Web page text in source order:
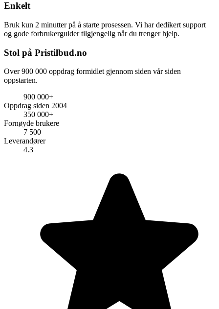
Enkelt
Bruk kun 2 minutter på å starte prosessen. Vi har dedikert support
og gode forbrukerguider tilgjengelig når du trenger hjelp.
Stol på Pristilbud.no
Over 900 000 oppdrag formidlet gjennom siden vår siden
oppstarten.
900 000+
Oppdrag siden 2004
350 000+
Fornøyde brukere
7 500
Leverandører
4.3